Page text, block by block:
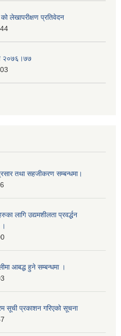
लेखापरीक्षण प्रतिवेदन
२०७६।७७
तथा सहजीकरण सम्बन्धमा।
लागि उद्यमशीलता प्रवर्द्धन
।
आबद्ध हुने सम्बन्धमा ।
सूची प्रकाशन गरिएको सूचना